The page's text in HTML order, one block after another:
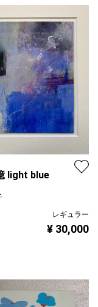
light blue
レギュラー
¥ 30,000